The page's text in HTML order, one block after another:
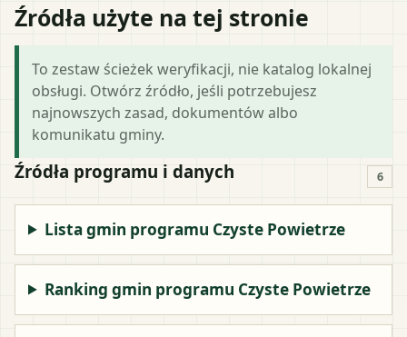
Źródła użyte na tej stronie
To zestaw ścieżek weryfikacji, nie katalog lokalnej
obsługi. Otwórz źródło, jeśli potrzebujesz
najnowszych zasad, dokumentów albo
komunikatu gminy.
Źródła programu i danych 6
Lista gmin programu Czyste Powietrze
Ranking gmin programu Czyste Powietrze